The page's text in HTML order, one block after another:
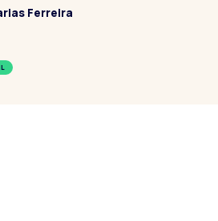
Ferreira